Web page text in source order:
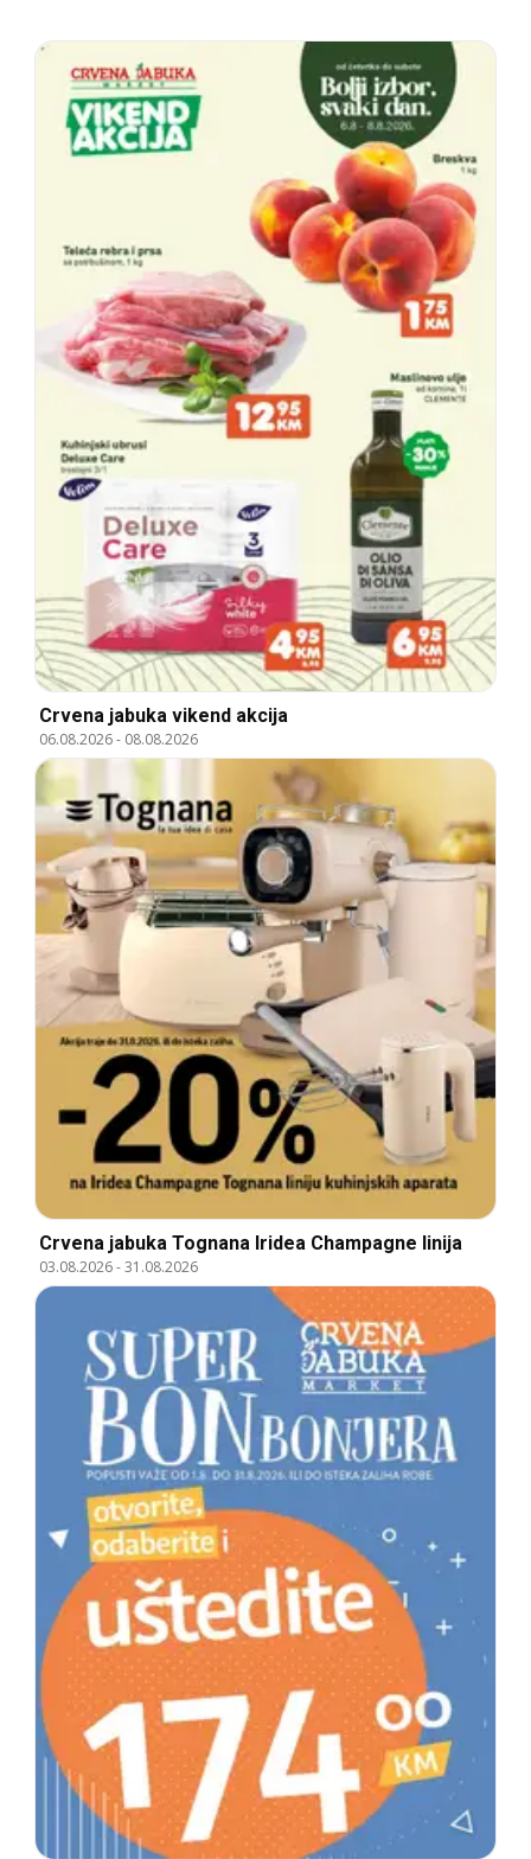
Crvena jabuka vikend akcija
06.08.2026- 08.08.2026
Crvena jabuka Tognana Iridea Champagne linija
03.08.2026-31.08.2026